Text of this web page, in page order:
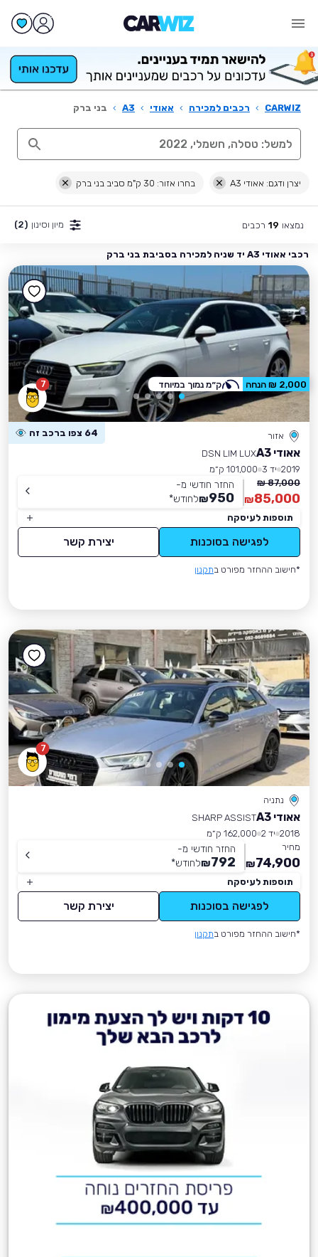
CARWIZ
› רכבים למכירה › אאודי ›
A3
› בני ברק
יצרן ודגם: אאודי A3 בחרו אזור: 30 ק"מ סביב בני ברק
נמצאו 19 רכבים מיון וסינון (2)
רכבי אאודי A3 יד שניה למכירה בסביבת בני ברק
7
אזור 64 צפו ברכב זה
אאודי A3
DSN LIM LUX
2019 יד 3
101,000 ק״מ
87,000 ₪
85,000
₪
החזר חודשי מ-
950
₪לחודש*
תוספות לעיסקה
לפגישה בסוכנות יצירת קשר
*חישוב ההחזר מפורט בתקנון
2,000 ₪ הנחה ק״מ נמוך במיוחד
7
נתניה
אאודי A3
SHARP ASSIST
2018 יד 2
162,000 ק״מ
מחיר
74,900
₪
החזר חודשי מ-
792
₪לחודש*
תוספות לעיסקה
לפגישה בסוכנות יצירת קשר
*חישוב ההחזר מפורט בתקנון